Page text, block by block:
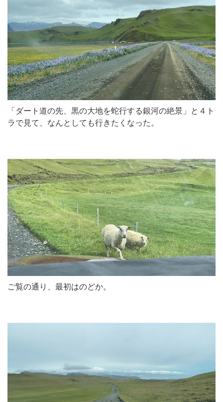
「ダート道の先、黒の大地を蛇行する銀河の絶景」と４ト
ラで見て、なんとしても行きたくなった。
ご覧の通り、最初はのどか。